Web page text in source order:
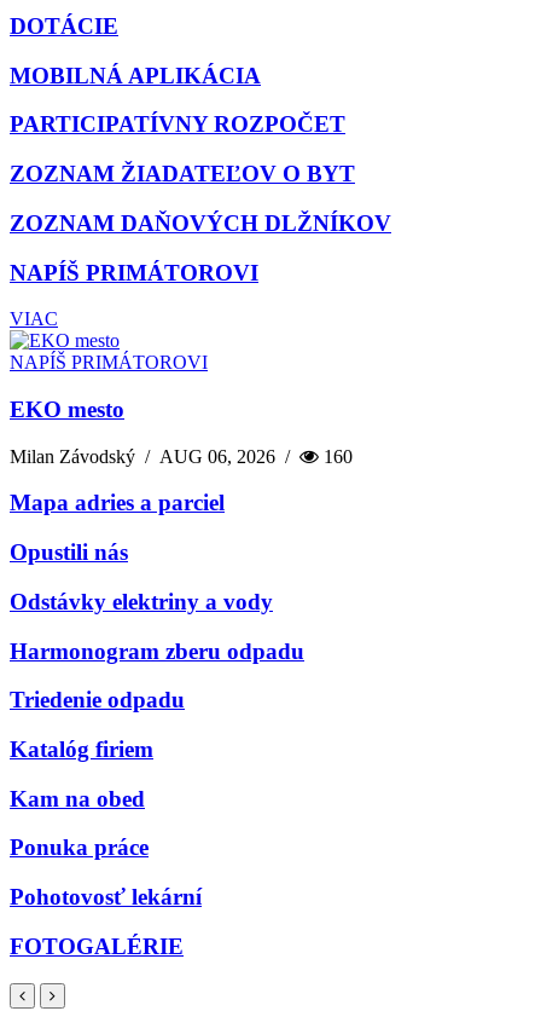
DOTÁCIE
MOBILNÁ APLIKÁCIA
PARTICIPATÍVNY ROZPOČET
ZOZNAM ŽIADATEĽOV O BYT
ZOZNAM DAŇOVÝCH DLŽNÍKOV
NAPÍŠ PRIMÁTOROVI
VIAC
NAPÍŠ PRIMÁTOROVI
EKO mesto
Milan Závodský /AUG 06, 2026 / 160
Mapa adries a parciel
Opustili nás
Odstávky elektriny a vody
Harmonogram zberu odpadu
Triedenie odpadu
Katalóg firiem
Kam na obed
Ponuka práce
Pohotovosť lekární
FOTOGALÉRIE